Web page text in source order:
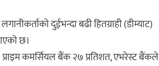
दुईभन्दा बढी हितग्राही (डीम्याट)
छ।
कमर्सियल बैंक २७ प्रतिशत, एभरेस्ट बैंकले